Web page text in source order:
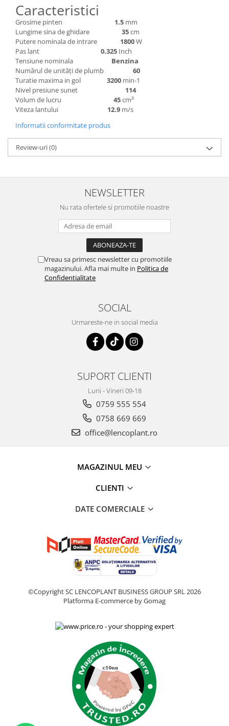
Caracteristici
Grosime pinten 1.5 mm
Lungime sina de ghidare 35cm
Putere nominala de intrare 1800W
Pas lant 0.325 Inch
Tensiune nominala Benzina
Numărul de unități de plumb 60
Turatie maxima in gol 3200 min-1
Nivel presiune sunet 114
Volum de lucru 45cm³
Viteza lantului 12.9 m/s
Informatii conformitate produs
Review-uri(0)
NEWSLETTER
Nu rata ofertele si promotiile noastre
Vreau sa primesc newsletter cu promotiile
magazinului. Afla mai multe in Politica de
Confidentialitate
SOCIAL
Urmareste-ne in social media
SUPORT CLIENTI
Luni - Vineri 09-18
0759 555 554
0758 669 669
office@lencoplant.ro
MAGAZINUL MEU
CLIENTI
DATE COMERCIALE
©Copyright SC LENCOPLANT BUSINESS GROUP SRL 2026
Platforma E-commerce by Gomag